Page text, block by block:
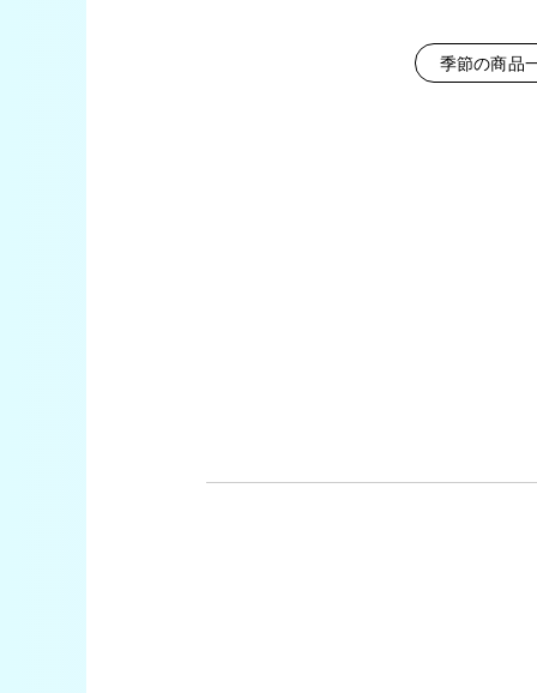
季節の商品